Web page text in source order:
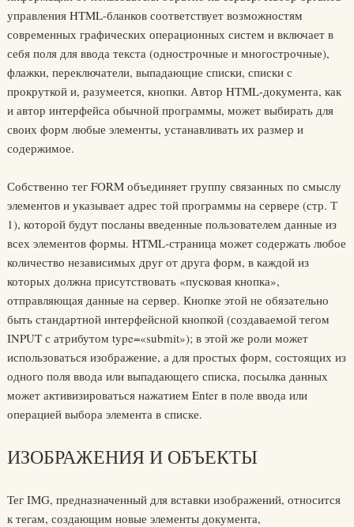
управления HTML-бланков соответствует возможностям
современных графических операционных систем и включает в
себя поля для ввода текста (однострочные и многострочные),
флажки, переключатели, выпадающие списки, списки с
прокруткой и, разумеется, кнопки. Автор HTML-документа, как
и автор интерфейса обычной программы, может выбирать для
своих форм любые элементы, устанавливать их размер и
содержимое.
Собственно тег FORM объединяет группу связанных по смыслу
элементов и указывает адрес той программы на сервере (стр. Т
1), которой будут посланы введенные пользователем данные из
всех элементов формы. HTML-страница может содержать любое
количество независимых друг от друга форм, в каждой из
которых должна присутствовать «пусковая кнопка»,
отправляющая данные на сервер. Кнопке этой не обязательно
быть стандартной интерфейсной кнопкой (создаваемой тегом
INPUT с атрибутом type=«submit»); в этой же роли может
использоваться изображение, а для простых форм, состоящих из
одного поля ввода или выпадающего списка, посылка данных
может активизироваться нажатием Enter в поле ввода или
операцией выбора элемента в списке.
ИЗОБРАЖЕНИЯ И ОБЪЕКТЫ
Тег IMG, предназначенный для вставки изображений, относится
к тегам, создающим новые элементы документа,